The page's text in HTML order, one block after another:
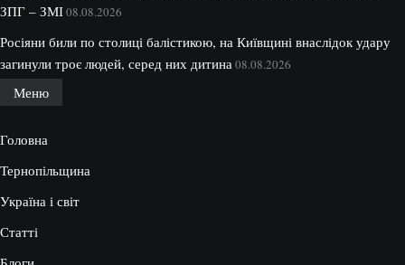
ЗПГ – ЗМІ08.08.2026
Росіяни били по столиці балістикою, на Київщині внаслідок удару
загинули троє людей, серед них дитина 08.08.2026
Меню
Головна
Тернопільщина
Україна і світ
Статті